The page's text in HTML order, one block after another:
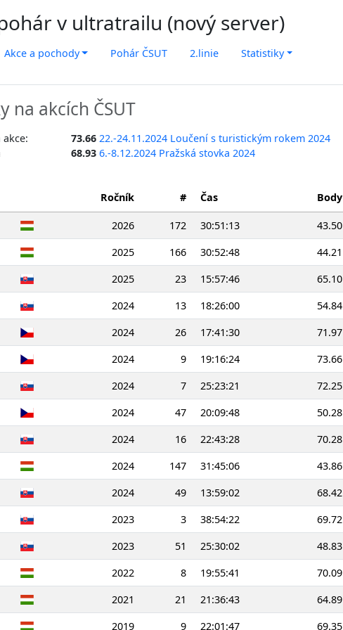
v ultratrailu (nový server)
Akce a pochody Pohár ČSUT 2.linie Statistiky
na akcích ČSUT
73.66 22.-24.11.2024 Loučení s turistickým rokem 2024
68.93 6.-8.12.2024 Pražská stovka 2024
Ročník # Čas Body
2026 172 30:51:13 43.50
2025 166 30:52:48 44.21
2025 23 15:57:46 65.10
2024 13 18:26:00 54.84
2024 26 17:41:30 71.97
2024 9 19:16:24 73.66
2024 7 25:23:21 72.25
2024 47 20:09:48 50.28
2024 16 22:43:28 70.28
2024 147 31:45:06 43.86
2024 49 13:59:02 68.42
2023 3 38:54:22 69.72
2023 51 25:30:02 48.83
2022 8 19:55:41 70.09
2021 21 21:36:43 64.89
2019 9 22:01:47 69.35